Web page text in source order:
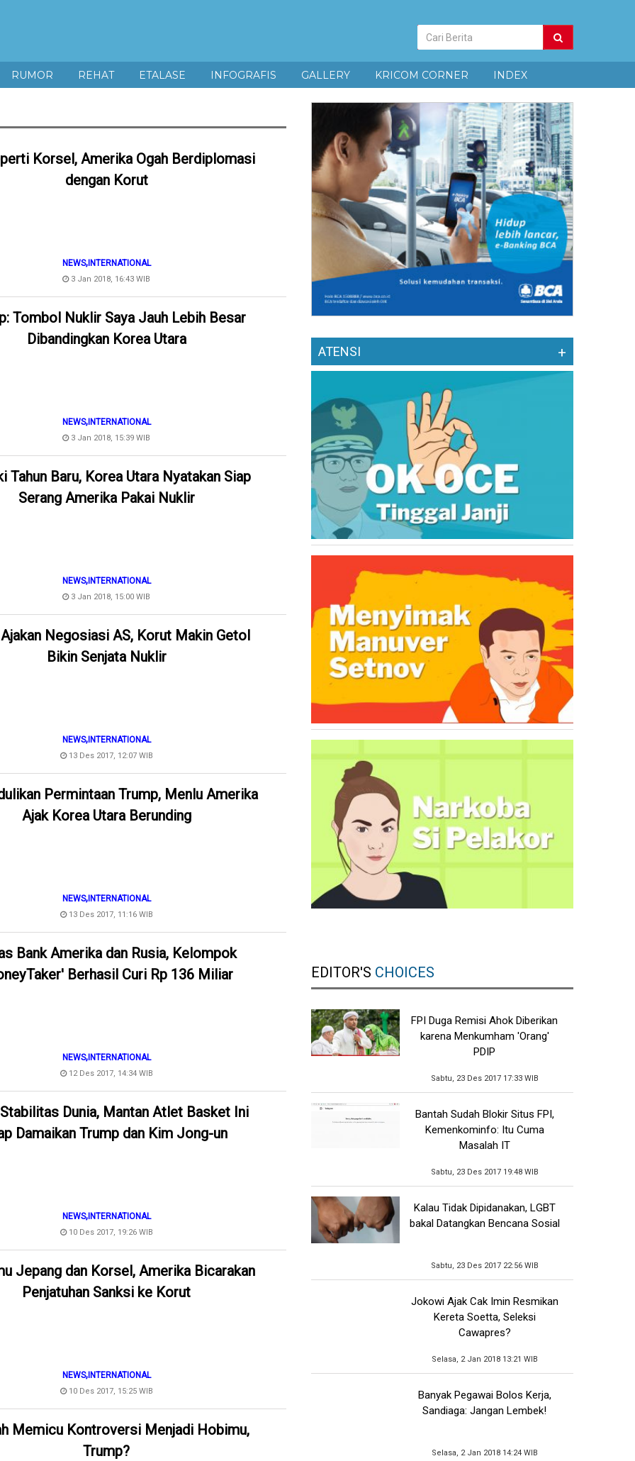
Pencarian
Berita
RUMOR REHAT ETALASE INFOGRAFIS GALLERY KRICOM CORNER INDEX
Korsel, Amerika Ogah Berdiplomasi
dengan Korut
NEWS,INTERNATIONAL
3 Jan 2018, 16:43 WIB
Tombol Nuklir Saya Jauh Lebih Besar
Dibandingkan Korea Utara
NEWS,INTERNATIONAL
3 Jan 2018, 15:39 WIB
Tahun Baru, Korea Utara Nyatakan Siap
Serang Amerika Pakai Nuklir
NEWS,INTERNATIONAL
3 Jan 2018, 15:00 WIB
Negosiasi AS, Korut Makin Getol
Bikin Senjata Nuklir
NEWS,INTERNATIONAL
13 Des 2017, 12:07 WIB
Permintaan Trump, Menlu Amerika
Ajak Korea Utara Berunding
NEWS,INTERNATIONAL
13 Des 2017, 11:16 WIB
Bank Amerika dan Rusia, Kelompok
Berhasil Curi Rp 136 Miliar
NEWS,INTERNATIONAL
12 Des 2017, 14:34 WIB
Dunia, Mantan Atlet Basket Ini
Damaikan Trump dan Kim Jong-un
NEWS,INTERNATIONAL
10 Des 2017, 19:26 WIB
Jepang dan Korsel, Amerika Bicarakan
Penjatuhan Sanksi ke Korut
NEWS,INTERNATIONAL
10 Des 2017, 15:25 WIB
Memicu Kontroversi Menjadi Hobimu,
Trump?
ATENSI +
EDITOR'S CHOICES
FPI Duga Remisi Ahok Diberikan
karena Menkumham 'Orang'
PDIP
Sabtu, 23 Des 2017 17:33 WIB
Bantah Sudah Blokir Situs FPI,
Kemenkominfo: Itu Cuma
Masalah IT
Sabtu, 23 Des 2017 19:48 WIB
Kalau Tidak Dipidanakan, LGBT
bakal Datangkan Bencana Sosial
Sabtu, 23 Des 2017 22:56 WIB
Jokowi Ajak Cak Imin Resmikan
Kereta Soetta, Seleksi
Cawapres?
Selasa, 2 Jan 2018 13:21 WIB
Banyak Pegawai Bolos Kerja,
Sandiaga: Jangan Lembek!
Selasa, 2 Jan 2018 14:24 WIB